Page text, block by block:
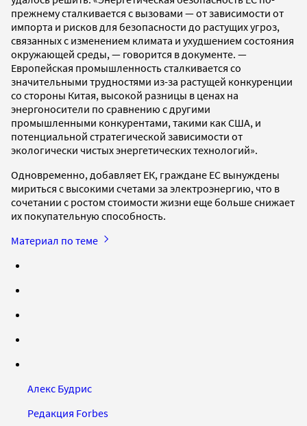
прежнему сталкивается с вызовами — от зависимости от
импорта и рисков для безопасности до растущих угроз,
связанных с изменением климата и ухудшением состояния
окружающей среды, — говорится в документе. —
Европейская промышленность сталкивается со
значительными трудностями из-за растущей конкуренции
со стороны Китая, высокой разницы в ценах на
энергоносители по сравнению с другими
промышленными конкурентами, такими как США, и
потенциальной стратегической зависимости от
экологически чистых энергетических технологий».
Одновременно, добавляет ЕК, граждане ЕС вынуждены
мириться с высокими счетами за электроэнергию, что в
сочетании с ростом стоимости жизни еще больше снижает
их покупательную способность.
Материал по теме
Алекс Будрис
Редакция Forbes